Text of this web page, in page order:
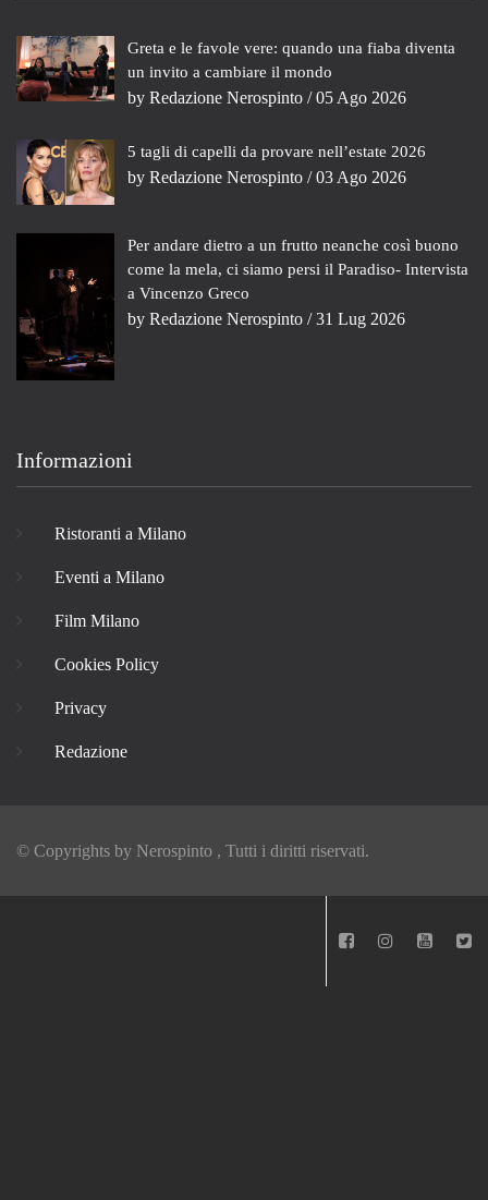
Greta e le favole vere: quando una fiaba diventa
un invito a cambiare il mondo
by Redazione Nerospinto / 05 Ago 2026
5 tagli di capelli da provare nell’estate 2026
by Redazione Nerospinto / 03 Ago 2026
Per andare dietro a un frutto neanche così buono
come la mela, ci siamo persi il Paradiso- Intervista
a Vincenzo Greco
by Redazione Nerospinto / 31 Lug 2026
Informazioni
Ristoranti a Milano
Eventi a Milano
Film Milano
Cookies Policy
Privacy
Redazione
© Copyrights by Nerospinto , Tutti i diritti riservati.